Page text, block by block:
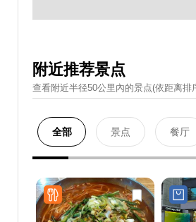
附近推荐景点
查看附近半径50公里內的景点(依距离排
全部 景点 餐厅